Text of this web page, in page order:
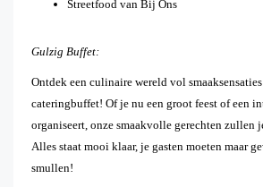
Streetfood van Bij Ons
Gulzig Buffet:
Ontdek een culinaire wereld vol
cateringbuffet! Of je nu een groot feest of een
organiseert, onze smaakvolle gerechten zullen
Alles staat mooi klaar, je gasten moeten maar
smullen!